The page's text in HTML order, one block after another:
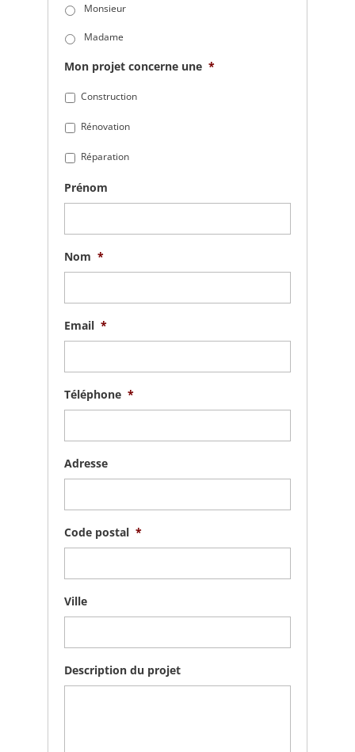
Monsieur
Madame
Mon projet concerne une *
Construction
Rénovation
Réparation
Prénom
Nom *
Email *
Téléphone *
Adresse
Code postal *
Ville
Description du projet